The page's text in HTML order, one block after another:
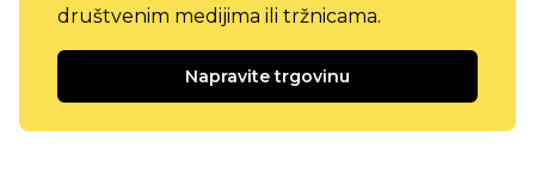
društvenim medijima ili tržnicama.
Napravite trgovinu